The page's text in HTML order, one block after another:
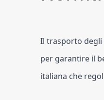
Il trasporto degli
per garantire il
italiana che